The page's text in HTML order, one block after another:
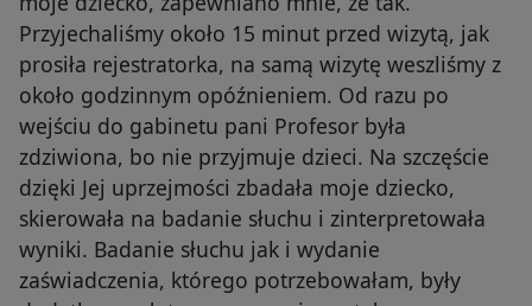
Przyjechaliśmy około 15 minut przed wizytą, jak
prosiła rejestratorka, na samą wizytę weszliśmy z
około godzinnym opóźnieniem. Od razu po
wejściu do gabinetu pani Profesor była
zdziwiona, bo nie przyjmuje dzieci. Na szczęście
dzięki Jej uprzejmości zbadała moje dziecko,
skierowała na badanie słuchu i zinterpretowała
wyniki. Badanie słuchu jak i wydanie
zaświadczenia, którego potrzebowałam, były